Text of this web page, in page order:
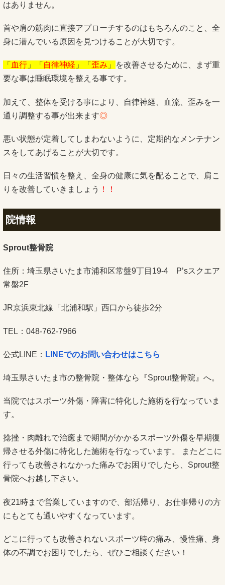
はありません。
首や肩の筋肉に直接アプローチするのはもちろんのこと、全
身に潜んでいる原因を見つけることが大切です。
「 血行 」「 自律神経 」「 歪み 」
を改善させるために、まず重
要な事は睡眠環境を整える事です。
加えて、整体を受ける事により、自律神経、血流、歪みを一
通り調整する事が出来ます◎
悪い状態が定着してしまわないように、定期的なメンテナン
スをしてあげることが大切です。
日々の生活習慣を整え、全身の健康に気を配ることで、肩こ
りを改善していきましょう
！！
院情報
Sprout整骨院
住所：埼玉県さいたま市浦和区常盤9丁目19-4 P’sスクエア
常盤2F
JR京浜東北線「北浦和駅」西口から徒歩2分
TEL：048-762-7966
公式LINE： LINEでのお問い合わせはこちら
埼玉県さいたま市の整骨院・整体なら『Sprout整骨院』へ。
当院ではスポーツ外傷・障害に特化した施術を行なっていま
す。
捻挫・肉離れで治癒まで期間がかかるスポーツ外傷を早期復
帰させる外傷に特化した施術を行なっています。 またどこに
行っても改善されなかった痛みでお困りでしたら、Sprout整
骨院へお越し下さい。
夜21時まで営業していますので、部活帰り、お仕事帰りの方
にもとても通いやすくなっています。
どこに行っても改善されないスポーツ時の痛み、慢性痛、身
体の不調でお困りでしたら、ぜひご相談ください！